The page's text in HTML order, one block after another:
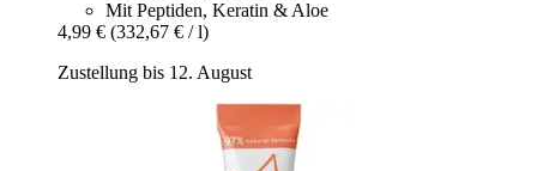
Mit Peptiden, Keratin & Aloe
4,99 € (332,67 € / l)
Zustellung bis 12. August